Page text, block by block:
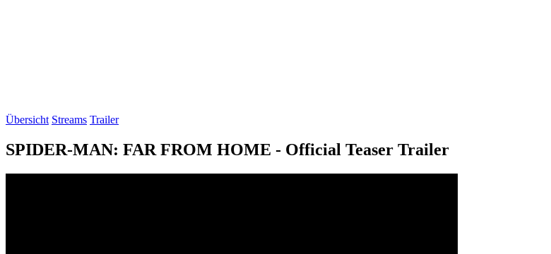
Übersicht Streams Trailer
SPIDER-MAN: FAR FROM HOME - Official Teaser Trailer